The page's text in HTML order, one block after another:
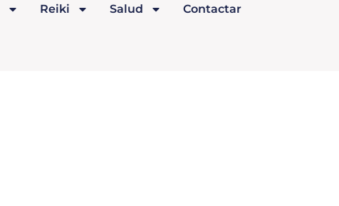
Reiki Salud Contactar